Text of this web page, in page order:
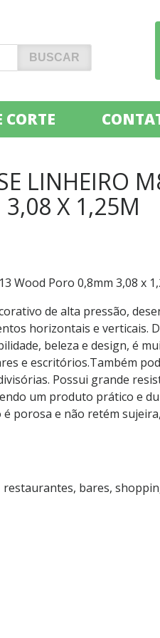
LINHEIRO
X 1,25M
Wood Poro 0,8mm 3,08 x
de alta pressão,
horizontais e verticais.
beleza e design, é
e escritórios.Também
Possui grande
um produto prático e
é porosa e não retém
bares,